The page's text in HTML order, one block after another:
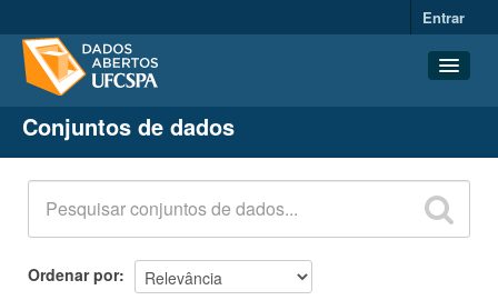
Entrar
Conjuntos de dados
Organizações
Grupos
Sobre
Conjuntos de dados
Ordenar por